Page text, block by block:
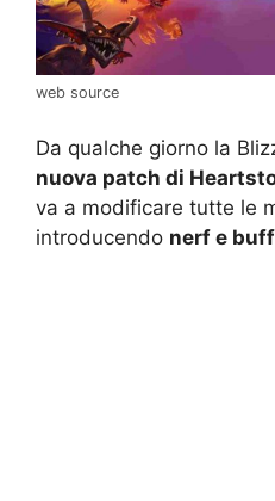
web source
Da qualche giorno la
nuova patch di
va a modificare tutte le
introducendo nerf e buff